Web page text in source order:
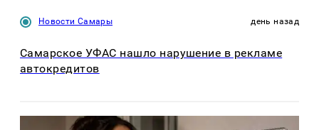
Новости Самары день назад
Самарское УФАС нашло нарушение в рекламе
автокредитов